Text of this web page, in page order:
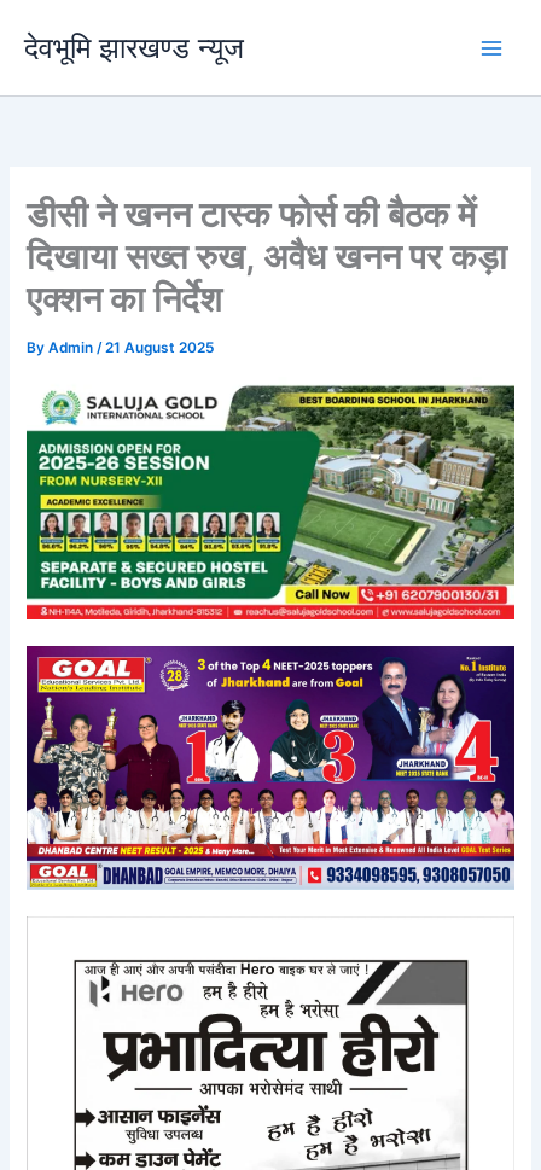
content
देवभूमि झारखण्ड न्यूज
डीसी ने खनन टास्क फोर्स की बैठक में
दिखाया सख्त रुख, अवैध खनन पर कड़ा
एक्शन का निर्देश
ByAdmin/21 August 2025